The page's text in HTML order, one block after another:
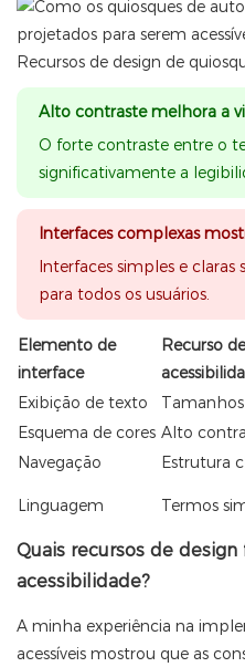
Alto contraste melhora a
O forte contraste entre o
significativamente a
Interfaces complexas
Interfaces simples e claras
para todos os usuários.
Elemento de
interface
Recurso de
Exibição de texto
Esquema de cores Alto
Navegação
Estrutura
Linguagem Termos
Quais recursos de
acessibilidade?
A minha experiência na
acessíveis mostrou que as